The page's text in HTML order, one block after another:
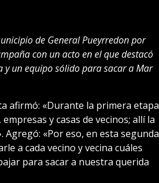
de General Pueyrredon por
con un acto en el que destacó
y un equipo sólido para sacar a Mar
afirmó: «Durante la primera etapa
y casas de vecinos; allí la
«Por eso, en esta segunda
a cada vecino y vecina cuáles
para sacar a nuestra querida